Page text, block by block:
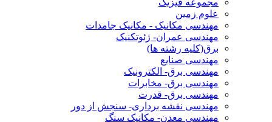
مجموعه فیزیک
علوم زمین
مهندسی مکانیک - مکانیک جامدات
مهندسی عمران- ژئوتکنیک
برق(کلیه رشته ها)
مهندسی صنایع
مهندسی برق- الکترونیک
مهندسی برق- مخابرات
مهندسی برق- قدرت
مهندسی نقشه برداری- سنجش از دور
مهندسی معدن- مکانیک سنگ